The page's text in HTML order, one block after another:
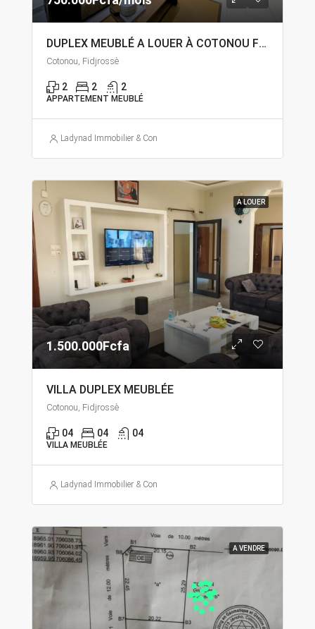
DUPLEX MEUBLÉ A LOUER À COTONOU FIDJROSSÈ CALVAIRE
Cotonou, Fidjrossè
2 2 2
APPARTEMENT MEUBLÉ
Ladynad Immobilier & Construction
A LOUER
1.500.000Fcfa
VILLA DUPLEX MEUBLÉE
Cotonou, Fidjrossè
04 04 04
VILLA MEUBLÉE
Ladynad Immobilier & Construction
A VENDRE